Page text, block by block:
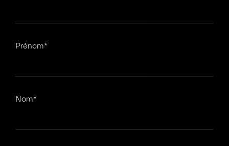
Prénom*
Nom*